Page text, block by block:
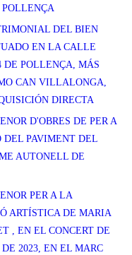
DEL BIEN
EN LA CALLE
DE POLLENÇA, MÁS
CAN VILLALONGA,
DIRECTA
D'OBRES DE PER A
DEL PAVIMENT DEL
AUTONELL DE
PER A LA
ARTÍSTICA DE MARIA
, EN EL CONCERT DE
2023, EN EL MARC